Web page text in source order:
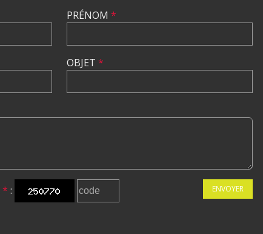
PRÉNOM *
OBJET *
* : ENVOYER